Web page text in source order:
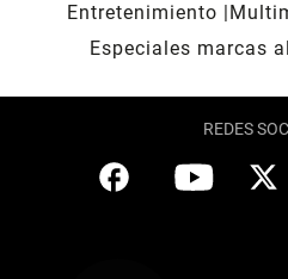
Entretenimiento
Especiales marcas
REDES